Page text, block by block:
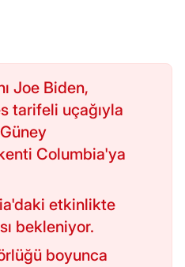
Joe Biden,
tarifeli uçağıyla
Columbia'ya
etkinlikte
bekleniyor.
boyunca